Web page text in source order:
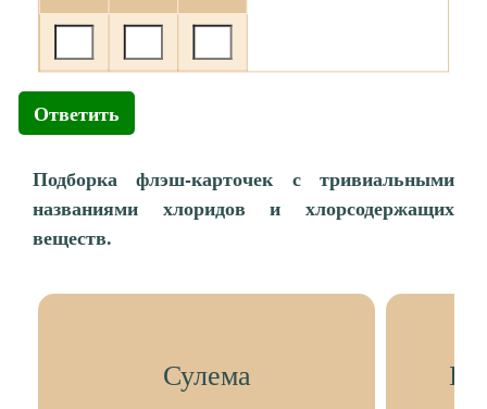
Ответить
Подборка флэш-карточек с тривиальными
названиями хлоридов и хлорсодержащих
веществ.
Сулема